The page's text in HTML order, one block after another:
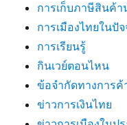
การเก็บภาษีสินค้า
การเมืองไทยในปั
การเรียนรู้
กินเวย์ตอนไหน
ข้อจำกัดทางการค้
ข่าวการเงินไทย